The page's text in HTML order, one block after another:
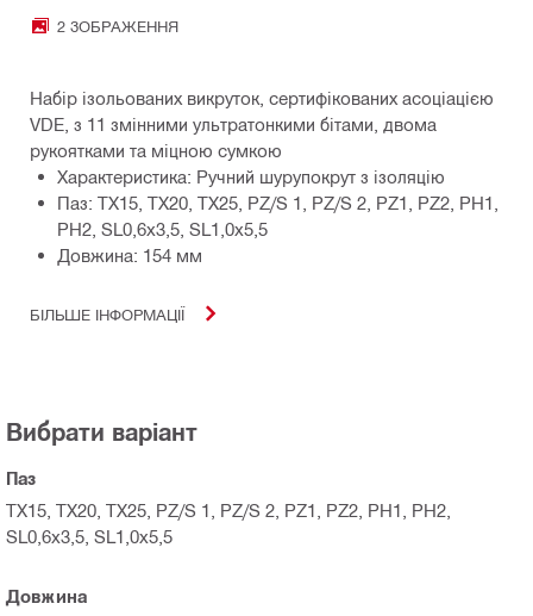
2 ЗОБРАЖЕННЯ
Набір ізольованих викруток, сертифікованих асоціацією
VDE, з 11 змінними ультратонкими бітами, двома
рукоятками та міцною сумкою
Характеристика: Ручний шурупокрут з ізоляцію
Паз: TX15, TX20, TX25, PZ/S 1, PZ/S 2, PZ1, PZ2, PH1,
PH2, SL0,6x3,5, SL1,0x5,5
Довжина: 154 мм
БІЛЬШЕ ІНФОРМАЦІЇ
Вибрати варіант
Паз
TX15, TX20, TX25, PZ/S 1, PZ/S 2, PZ1, PZ2, PH1, PH2,
SL0,6x3,5, SL1,0x5,5
Довжина